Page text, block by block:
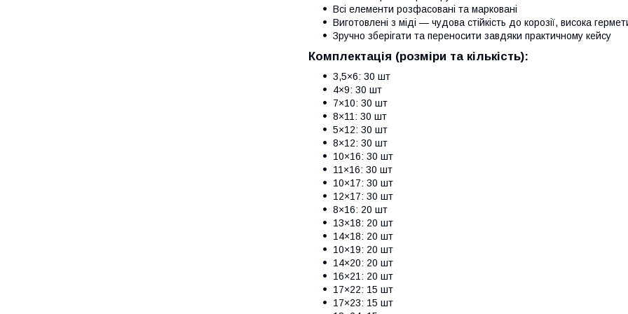
Всі елементи розфасовані та марковані
Виготовлені з міді — чудова стійкість до корозії, висока
Зручно зберігати та переносити завдяки практичному кейсу
Комплектація (розміри та кількість):
3,5×6: 30 шт
4×9: 30 шт
7×10: 30 шт
8×11: 30 шт
5×12: 30 шт
8×12: 30 шт
10×16: 30 шт
11×16: 30 шт
10×17: 30 шт
12×17: 30 шт
8×16: 20 шт
13×18: 20 шт
14×18: 20 шт
10×19: 20 шт
14×20: 20 шт
16×21: 20 шт
17×22: 15 шт
17×23: 15 шт